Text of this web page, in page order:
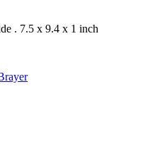
. 7.5 x 9.4 x 1 inch